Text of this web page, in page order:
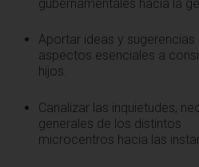
gubernamentales hacia la
Aportar ideas y
aspectos esenciales a
hijos.
Canalizar las inquietudes,
generales de los distintos
microcentros hacia las